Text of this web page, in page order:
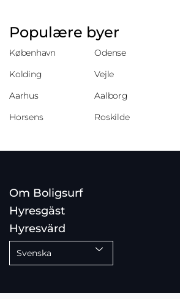
Populære byer
København Odense
Kolding
Vejle
Aarhus
Aalborg
Horsens
Roskilde
Om Boligsurf
Hyresgäst
Hyresvärd